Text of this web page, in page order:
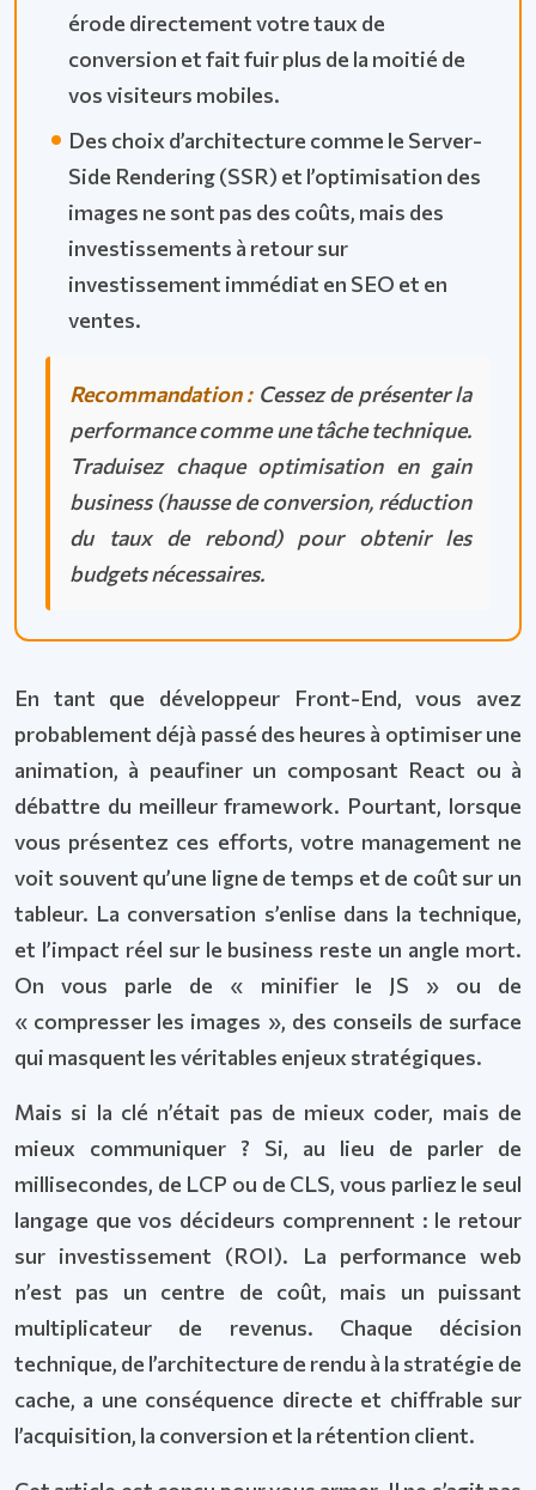
érode directement votre taux de
conversion et fait fuir plus de la moitié de
vos visiteurs mobiles.
Des choix d’architecture comme le Server-
Side Rendering (SSR) et l’optimisation des
images ne sont pas des coûts, mais des
investissements à retour sur
investissement immédiat en SEO et en
ventes.
Recommandation :Cessez de présenter la
performance comme une tâche technique.
Traduisez chaque optimisation en gain
business (hausse de conversion, réduction
du taux de rebond) pour obtenir les
budgets nécessaires.
En tant que développeur Front-End, vous avez
probablement déjà passé des heures à optimiser une
animation, à peaufiner un composant React ou à
débattre du meilleur framework. Pourtant, lorsque
vous présentez ces efforts, votre management ne
voit souvent qu’une ligne de temps et de coût sur un
tableur. La conversation s’enlise dans la technique,
et l’impact réel sur le business reste un angle mort.
On vous parle de « minifier le JS » ou de
« compresser les images », des conseils de surface
qui masquent les véritables enjeux stratégiques.
Mais si la clé n’était pas de mieux coder, mais de
mieux communiquer ? Si, au lieu de parler de
millisecondes, de LCP ou de CLS, vous parliez le seul
langage que vos décideurs comprennent : le retour
sur investissement (ROI). La performance web
n’est pas un centre de coût, mais un puissant
multiplicateur de revenus. Chaque décision
technique, de l’architecture de rendu à la stratégie de
cache, a une conséquence directe et chiffrable sur
l’acquisition, la conversion et la rétention client.